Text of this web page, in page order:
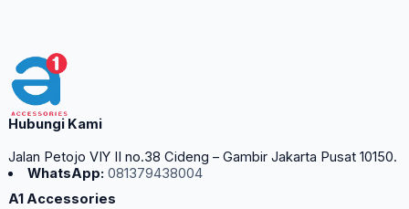
Hubungi Kami
Jalan Petojo VIY II no.38 Cideng – Gambir Jakarta Pusat 10150.
WhatsApp: 081379438004
A1 Accessories